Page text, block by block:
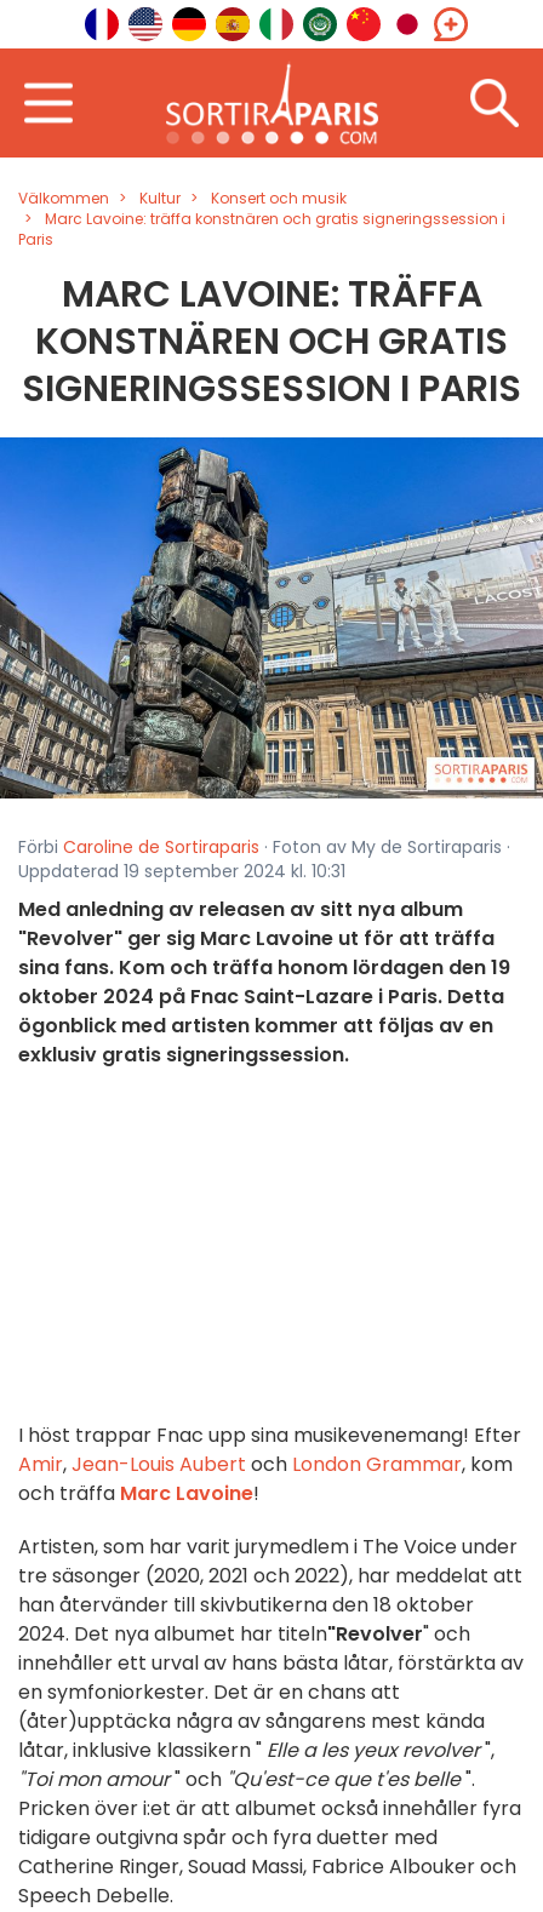
Välkommen Kultur
Konsert och musik
Marc Lavoine: träffa konstnären och gratis signeringssession i
Paris
MARC LAVOINE: TRÄFFA
KONSTNÄREN OCH GRATIS
SIGNERINGSSESSION I PARIS
Förbi Caroline de Sortiraparis · Foton av My de Sortiraparis ·
Uppdaterad 19 september 2024 kl. 10:31
Med anledning av releasen av sitt nya album
"Revolver" ger sig Marc Lavoine ut för att träffa
sina fans. Kom och träffa honom lördagen den 19
oktober 2024 på Fnac Saint-Lazare i Paris. Detta
ögonblick med artisten kommer att följas av en
exklusiv gratis signeringssession.
I höst trappar Fnac upp sina musikevenemang! Efter
Amir,Jean-Louis Aubert och London Grammar, kom
och träffa Marc Lavoine!
Artisten, som har varit jurymedlem i The Voice under
tre säsonger (2020, 2021 och 2022), har meddelat att
han återvänder till skivbutikerna den 18 oktober
2024. Det nya albumet har titeln"Revolver" och
innehåller ett urval av hans bästa låtar, förstärkta av
en symfoniorkester. Det är en chans att
(åter)upptäcka några av sångarens mest kända
låtar, inklusive klassikern " Elle a les yeux revolver",
"Toi mon amour" och "Qu'est-ce que t'es belle".
Pricken över i:et är att albumet också innehåller fyra
tidigare outgivna spår och fyra duetter med
Catherine Ringer, Souad Massi, Fabrice Albouker och
Speech Debelle.